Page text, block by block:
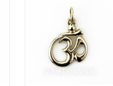
Afmeting 17 x 14 mm